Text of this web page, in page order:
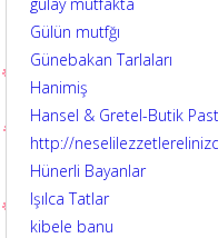
Gülün mutfğı
Günebakan Tarlaları
Hanimiş
Hansel & Gretel-Butik
http://
Hünerli Bayanlar
Işılca Tatlar
kibele banu